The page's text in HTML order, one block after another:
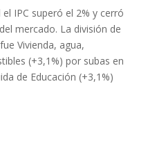
IPC superó el 2% y cerró
mercado. La división de
Vivienda, agua,
(+3,1%) por subas en
de Educación (+3,1%)